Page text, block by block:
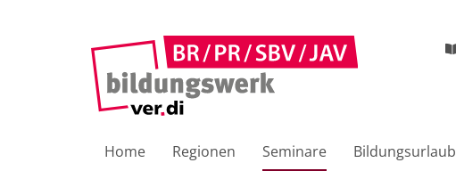
Home Regionen Seminare Bildungsurlaub